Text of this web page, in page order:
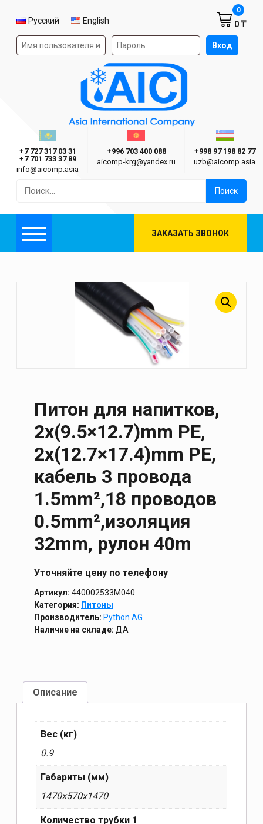
Выбор языка
Русский English
Форма авторизации на сайте Вход
0 ₸
0
Asia International Company
Казахстан г. Алматы
+7 727 317 03 31
+7 701 733 37 89
info@aicomp.asia
Киргизия г. Бишкек
+996 703 400 088
aicomp‑krg@yandex.ru
+998 97 198 82 77
uzb@aicomp.asia
Меню ЗАКАЗАТЬ ЗВОНОК
Питон для напитков,
2x(9.5×12.7)mm PE,
2x(12.7×17.4)mm PE,
кабель 3 провода
1.5mm²,18 проводов
0.5mm²,изоляция
32mm, рулон 40m
Уточняйте цену по телефону
Артикул: 440002533M040
Категория: Питоны
Производитель: Python AG
Наличие на складе: ДА
Описание
Вес (кг)
0.9
Габариты (мм)
1470x570x1470
Количество трубки 1